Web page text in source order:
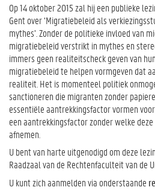
Op 14 oktober 2015 zal hij een publieke
Gent over ‘Migratiebeleid als
mythes’. Zonder de politieke invloed van
migratiebeleid verstrikt in mythes en
immers geen realiteitscheck geven van
migratiebeleid te helpen vormgeven dat
realiteit. Het is momenteel politiek
sanctioneren die migranten zonder
essentiële aantrekkingsfactor vormen
een aantrekkingsfactor zonder welke
afnemen.
U bent van harte uitgenodigd om deze
Raadzaal van de Rechtenfaculteit van de
U kunt zich aanmelden via onderstaande